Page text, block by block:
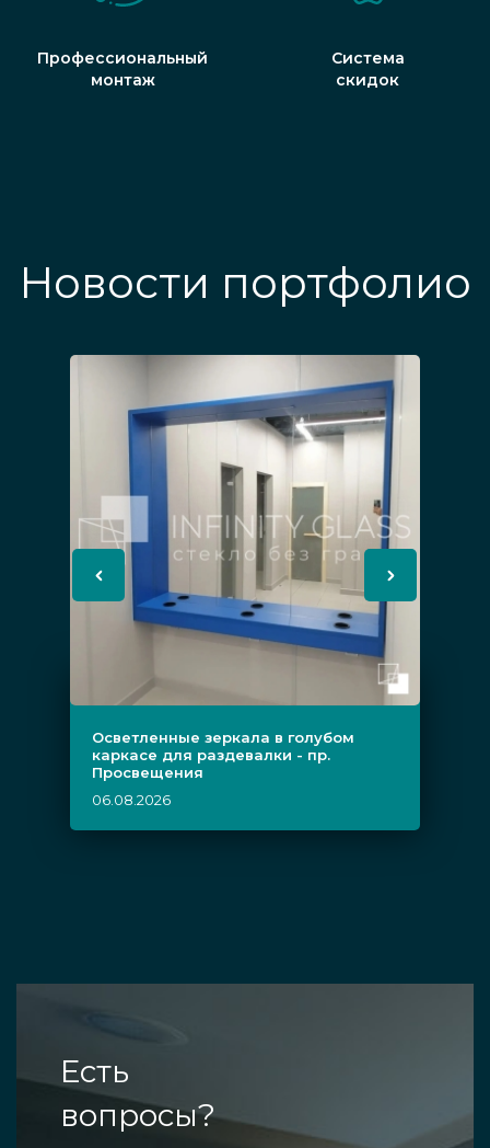
Профессиональный
монтаж
Система
скидок
Новости портфолио
Осветленные зеркала в голубом
каркасе для раздевалки - пр.
Просвещения
06.08.2026
Есть
вопросы?